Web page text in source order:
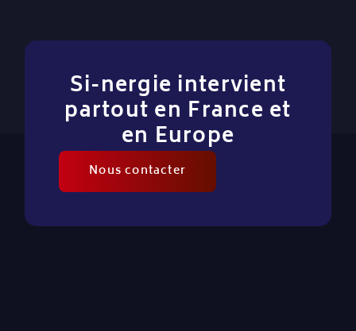
Si-nergie intervient
partout en France et
en Europe
Nous contacter